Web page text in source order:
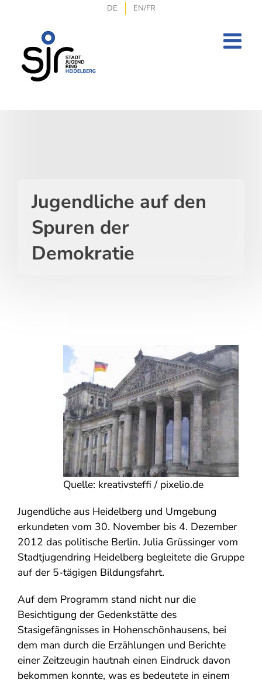
DE EN/FR
Jugendliche auf den
Spuren der
Demokratie
Quelle: kreativsteffi / pixelio.de
Jugendliche aus Heidelberg und Umgebung
erkundeten vom 30. November bis 4. Dezember
2012 das politische Berlin.Julia Grüssinger vom
Stadtjugendring Heidelberg begleitete die Gruppe
auf der 5-tägigen Bildungsfahrt.
Auf dem Programm stand nicht nur die
Besichtigung der Gedenkstätte des
Stasigefängnisses in Hohenschönhausens, bei
dem man durch die Erzählungen und Berichte
einer Zeitzeugin hautnah einen Eindruck davon
bekommen konnte, was es bedeutete in einem